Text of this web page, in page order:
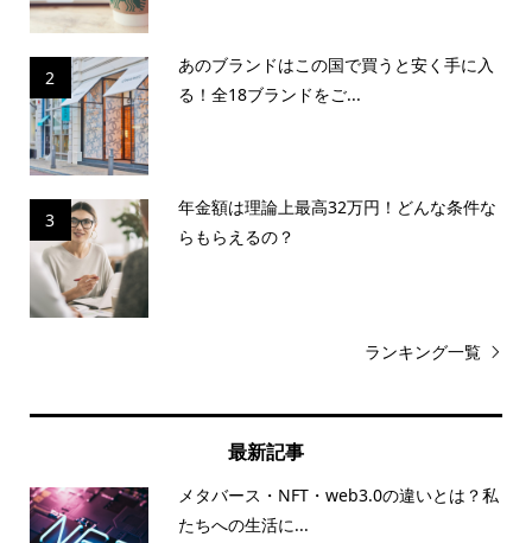
2
あのブランドはこの国で買うと安く手に入
る！全18ブランドをご...
3
年金額は理論上最高32万円！どんな条件な
らもらえるの？
ランキング一覧
最新記事
メタバース・NFT・web3.0の違いとは？私
たちへの生活に...